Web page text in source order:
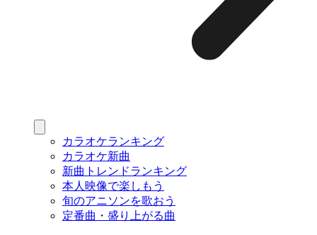
カラオケランキング
カラオケ新曲
新曲トレンドランキング
本人映像で楽しもう
旬のアニソンを歌おう
定番曲・盛り上がる曲